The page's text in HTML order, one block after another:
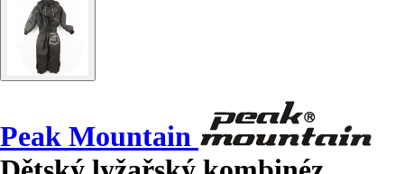
Peak Mountain